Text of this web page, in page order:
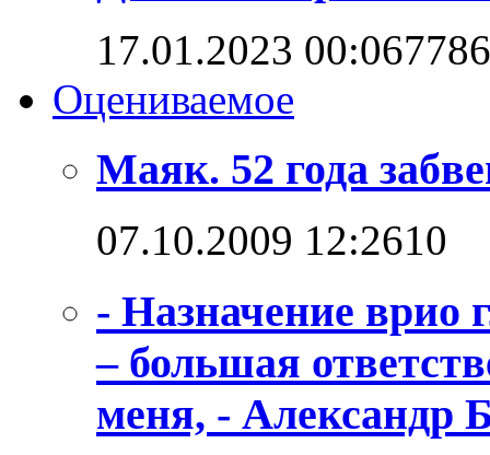
17.01.2023 00:067786
Оцениваемое
Маяк. 52 года
07.10.2009 12:2610
- Назначение врио
– большая
меня, - Александр